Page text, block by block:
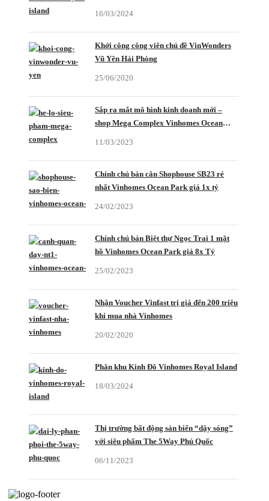
16/03/2024
Khởi công công viên chủ đề VinWonders
Vũ Yên Hải Phòng
25/06/2020
Sắp ra mắt mô hình kinh doanh mới –
shop Mega Complex Vinhomes Ocean
11/03/2023
Chính chủ bán căn Shophouse SB23 rẻ
nhất Vinhomes Ocean Park giá 1x tỷ
24/02/2023
Chính chủ bán Biệt thự Ngọc Trai 1 mặt
hồ Vinhomes Ocean Park giá 8x Tỷ
25/02/2023
Nhận Voucher Vinfast trị giá đến 200 triệu
khi mua nhà Vinhomes
20/02/2020
Phân khu Kinh Đô Vinhomes Royal Island
18/03/2024
Thị trường bất động sản biển “dậy sóng”
với siêu phẩm The 5Way Phú Quốc
06/11/2023